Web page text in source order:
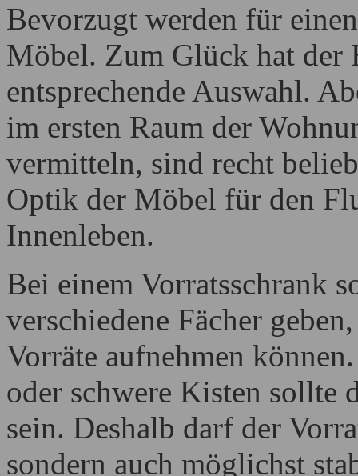
Bevorzugt werden für
Möbel. Zum Glück hat der
entsprechende Auswahl.
im ersten Raum der
vermitteln, sind recht
Optik der Möbel für den
Innenleben.
Bei einem Vorratsschrank
verschiedene Fächer
Vorräte aufnehmen
oder schwere Kisten sollte
sein. Deshalb darf der
sondern auch möglichst